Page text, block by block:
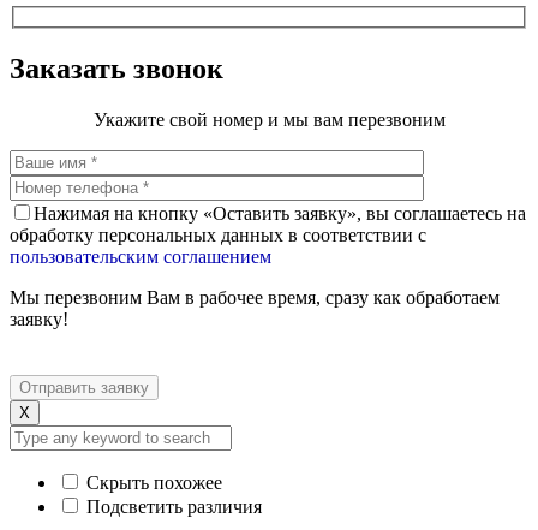
Заказать звонок
Укажите свой номер и мы вам перезвоним
Нажимая на кнопку «Оставить заявку», вы соглашаетесь на
обработку персональных данных в соответствии с
пользовательским соглашением
Мы перезвоним Вам в рабочее время, сразу как обработаем
заявку!
X
Скрыть похожее
Подсветить различия